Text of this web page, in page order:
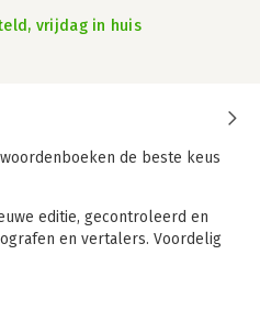
vrijdag in huis
de beste keus
editie, gecontroleerd en
en vertalers. Voordelig